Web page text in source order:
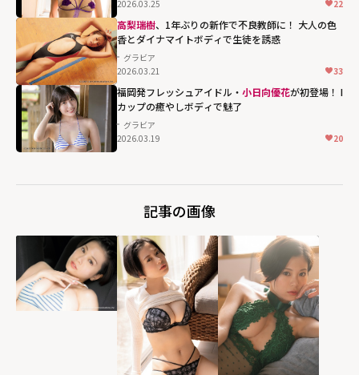
2026.03.25
22
高梨瑞樹、1年ぶりの新作で不良教師に！ 大人の色
香とダイナマイトボディで生徒を誘惑
グラビア
2026.03.21
33
福岡発フレッシュアイドル・ 小日向優花が初登場！ I
カップの癒やしボディで魅了
グラビア
2026.03.19
20
記事の画像